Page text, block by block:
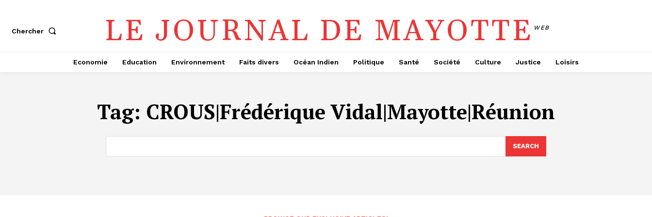
Chercher LE JOURNAL DE MAYOTTE WEB
Economie Education Environnement Faits divers Océan Indien Politique Santé Société Culture Justice Loisirs
Tag: CROUS|Frédérique Vidal|Mayotte|Réunion
SEARCH